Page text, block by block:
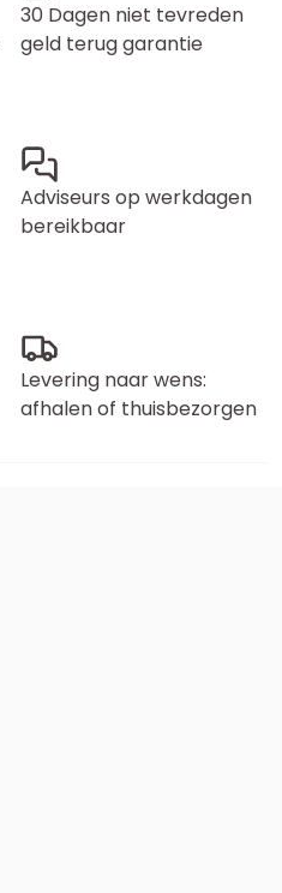
30 Dagen niet tevreden
geld terug garantie
Adviseurs op werkdagen
bereikbaar
Levering naar wens:
afhalen of thuisbezorgen